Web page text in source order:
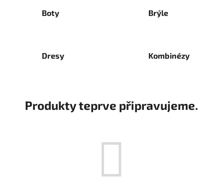
Boty Brýle
Dresy Kombinézy
Produkty teprve připravujeme.